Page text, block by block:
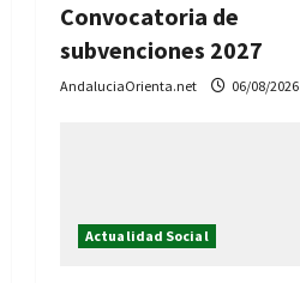
e
n
Convocatoria de
subvenciones 2027
AndaluciaOrienta.net 06/08/2026
Actualidad Social